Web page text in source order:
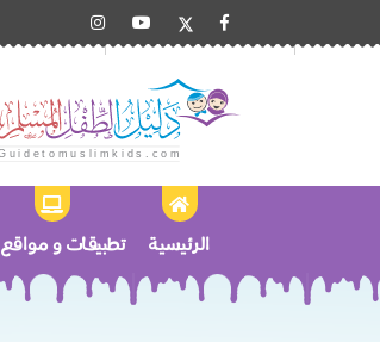
الرئيسية تطبيقات و مواقع